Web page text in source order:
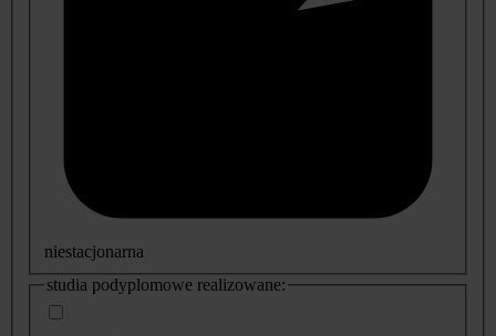
niestacjonarna
studia podyplomowe realizowane: